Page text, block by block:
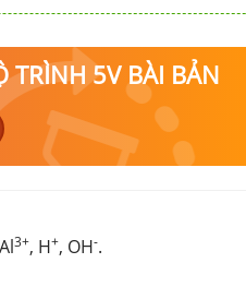
TRÌNH 5V BÀI BẢN
3+, H+, OH-.